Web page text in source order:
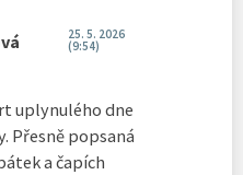
25. 5. 2026
(9:54)
uplynulého dne
Přesně popsaná
a čapích